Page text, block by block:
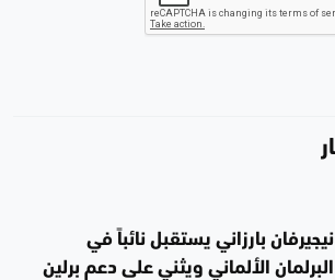
نيجيرفان بارزاني يستقبل نائباً في
البرلمان الألماني ويثني على دعم برلين